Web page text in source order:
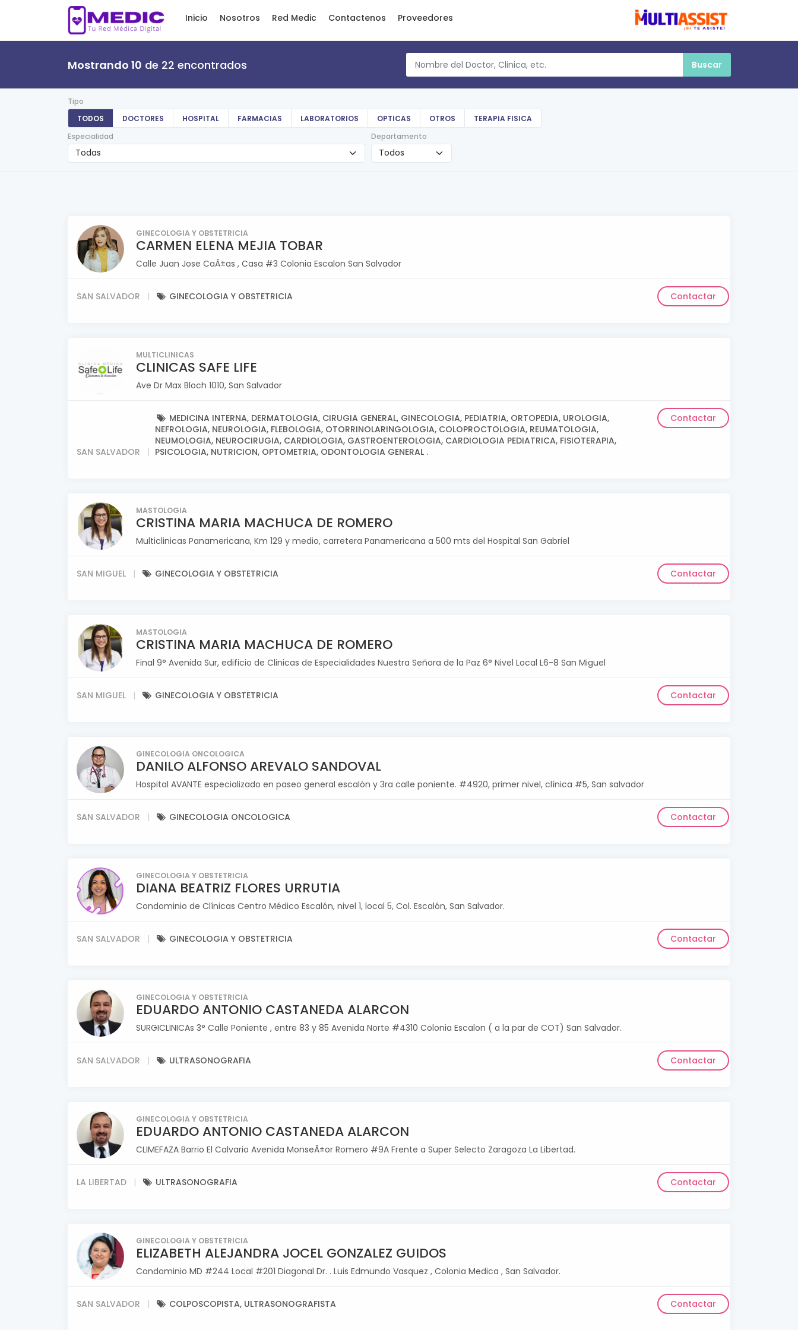
Inicio Nosotros Red Medic Contactenos Proveedores
Mostrando 10 de 22 encontrados
Tipo
TODOS
DOCTORES HOSPITAL FARMACIAS LABORATORIOS OPTICAS OTROS
TERAPIA FISICA
Especialidad
Departamento
GINECOLOGIA Y OBSTETRICIA
CARMEN ELENA MEJIA TOBAR
Calle Juan Jose CaÃ±as , Casa #3 Colonia Escalon San Salvador
SAN SALVADOR GINECOLOGIA Y OBSTETRICIA Contactar
MULTICLINICAS
CLINICAS SAFE LIFE
Ave Dr Max Bloch 1010, San Salvador
SAN SALVADOR
MEDICINA INTERNA, DERMATOLOGIA, CIRUGIA GENERAL, GINECOLOGIA, PEDIATRIA, ORTOPEDIA, UROLOGIA,
NEFROLOGIA, NEUROLOGIA, FLEBOLOGIA, OTORRINOLARINGOLOGIA, COLOPROCTOLOGIA, REUMATOLOGIA,
NEUMOLOGIA, NEUROCIRUGIA, CARDIOLOGIA, GASTROENTEROLOGIA, CARDIOLOGIA PEDIATRICA, FISIOTERAPIA,
PSICOLOGIA, NUTRICION, OPTOMETRIA, ODONTOLOGIA GENERAL .
Contactar
MASTOLOGIA
CRISTINA MARIA MACHUCA DE ROMERO
Multiclinicas Panamericana, Km 129 y medio, carretera Panamericana a 500 mts del Hospital San Gabriel
SAN MIGUEL GINECOLOGIA Y OBSTETRICIA Contactar
MASTOLOGIA
CRISTINA MARIA MACHUCA DE ROMERO
Final 9° Avenida Sur, edificio de Clinicas de Especialidades Nuestra Señora de la Paz 6° Nivel Local L6-8 San Miguel
SAN MIGUEL GINECOLOGIA Y OBSTETRICIA Contactar
GINECOLOGIA ONCOLOGICA
DANILO ALFONSO AREVALO SANDOVAL
Hospital AVANTE especializado en paseo general escalón y 3ra calle poniente. #4920, primer nivel, clínica #5, San salvador
SAN SALVADOR GINECOLOGIA ONCOLOGICA Contactar
GINECOLOGIA Y OBSTETRICIA
DIANA BEATRIZ FLORES URRUTIA
Condominio de Clínicas Centro Médico Escalón, nivel 1, local 5, Col. Escalón, San Salvador.
SAN SALVADOR GINECOLOGIA Y OBSTETRICIA Contactar
GINECOLOGIA Y OBSTETRICIA
EDUARDO ANTONIO CASTANEDA ALARCON
SURGICLINICAs 3° Calle Poniente , entre 83 y 85 Avenida Norte #4310 Colonia Escalon ( a la par de COT) San Salvador.
SAN SALVADOR ULTRASONOGRAFIA Contactar
GINECOLOGIA Y OBSTETRICIA
EDUARDO ANTONIO CASTANEDA ALARCON
CLIMEFAZA Barrio El Calvario Avenida MonseÃ±or Romero #9A Frente a Super Selecto Zaragoza La Libertad.
LA LIBERTAD ULTRASONOGRAFIA Contactar
GINECOLOGIA Y OBSTETRICIA
ELIZABETH ALEJANDRA JOCEL GONZALEZ GUIDOS
Condominio MD #244 Local #201 Diagonal Dr. . Luis Edmundo Vasquez , Colonia Medica , San Salvador.
SAN SALVADOR COLPOSCOPISTA, ULTRASONOGRAFISTA Contactar